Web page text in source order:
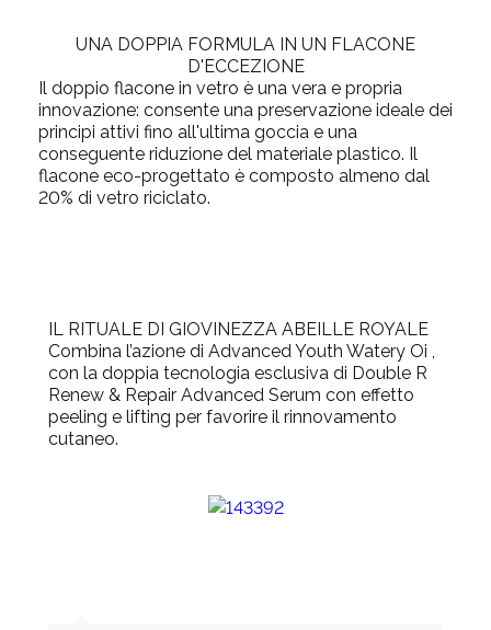
UNA DOPPIA FORMULA IN UN FLACONE
D'ECCEZIONE
Il doppio flacone in vetro è una vera e propria
innovazione: consente una preservazione ideale dei
principi attivi fino all'ultima goccia e una
conseguente riduzione del materiale plastico. Il
flacone eco-progettato è composto almeno dal
20% di vetro riciclato.
IL RITUALE DI GIOVINEZZA ABEILLE ROYALE
Combina l’azione di Advanced Youth Watery Oi ,
con la doppia tecnologia esclusiva di Double R
Renew & Repair Advanced Serum con effetto
peeling e lifting per favorire il rinnovamento
cutaneo.